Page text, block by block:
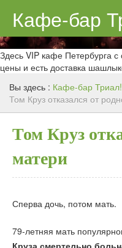
Кафе-бар
О нас
Меню
Контакты
Здесь VIP кафе Петербурга
цены и есть доставка
Вы здесь : Кафе-бар Триал!
Том Круз отказался от
Том Круз
матери
Сперва дочь, потом мать.
79-летняя мать
Круза смертельно